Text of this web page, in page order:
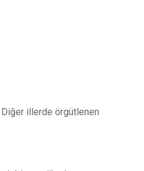
Diğer illerde örgütlenen